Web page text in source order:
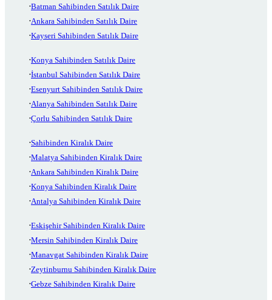
Batman Sahibinden Satılık Daire
Ankara Sahibinden Satılık Daire
Kayseri Sahibinden Satılık Daire
Konya Sahibinden Satılık Daire
İstanbul Sahibinden Satılık Daire
Esenyurt Sahibinden Satılık Daire
Alanya Sahibinden Satılık Daire
Çorlu Sahibinden Satılık Daire
Sahibinden Kiralık Daire
Malatya Sahibinden Kiralık Daire
Ankara Sahibinden Kiralık Daire
Konya Sahibinden Kiralık Daire
Antalya Sahibinden Kiralık Daire
Eskişehir Sahibinden Kiralık Daire
Mersin Sahibinden Kiralık Daire
Manavgat Sahibinden Kiralık Daire
Zeytinburnu Sahibinden Kiralık Daire
Gebze Sahibinden Kiralık Daire